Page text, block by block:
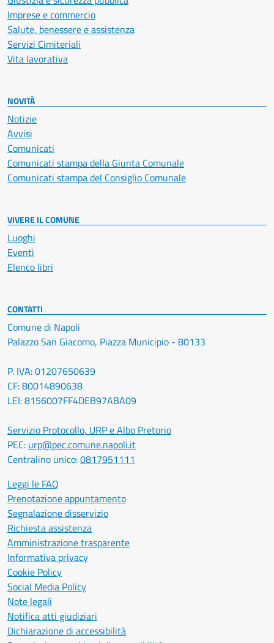
Imprese e commercio
Salute, benessere e assistenza
Servizi Cimiteriali
Vita lavorativa
NOVITÀ
Notizie
Avvisi
Comunicati
Comunicati stampa della Giunta Comunale
Comunicati stampa del Consiglio Comunale
VIVERE IL COMUNE
Luoghi
Eventi
Elenco libri
CONTATTI
Comune di Napoli
Palazzo San Giacomo, Piazza Municipio - 80133
P. IVA: 01207650639
CF: 80014890638
LEI: 8156007FF4DEB97ABA09
Servizio Protocollo, URP e Albo Pretorio
PEC: urp@pec.comune.napoli.it
Centralino unico:0817951111
Leggi le FAQ
Prenotazione appuntamento
Segnalazione disservizio
Richiesta assistenza
Amministrazione trasparente
Informativa privacy
Cookie Policy
Social Media Policy
Note legali
Notifica atti giudiziari
Dichiarazione di accessibilità